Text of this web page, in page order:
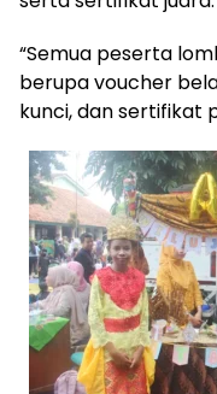
“Semua peserta
berupa voucher
kunci, dan sertifikat